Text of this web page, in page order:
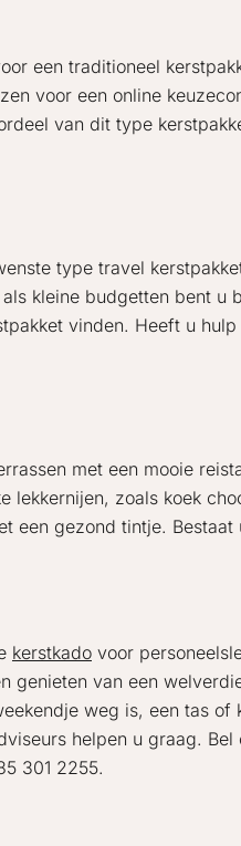
een traditioneel
voor een online
van dit type
type travel
kleine budgetten bent u
vinden. Heeft u
met een mooie
zoals koek
gezond tintje.
kerstkado voor
genieten van een
weg is, een tas
helpen u graag.
301 2255.